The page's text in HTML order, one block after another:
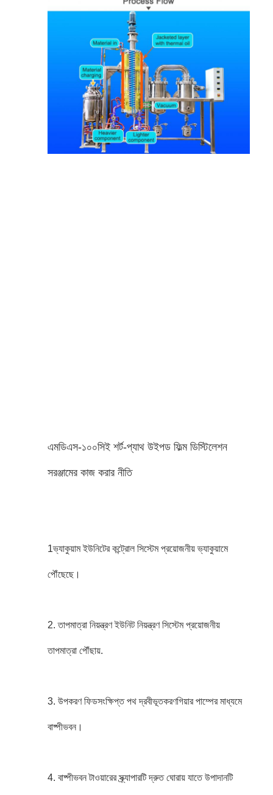
এমডিএস-১০০সিই শর্ট-প্যাথ উইপড ফিল্ম ডিস্টিলেশন
সরঞ্জামের কাজ করার নীতি
1ভ্যাকুয়াম ইউনিটের কন্ট্রোল সিস্টেম প্রয়োজনীয় ভ্যাকুয়ামে
পৌঁছেছে।
2. তাপমাত্রা নিয়ন্ত্রণ ইউনিট নিয়ন্ত্রণ সিস্টেম প্রয়োজনীয়
তাপমাত্রা পৌঁছায়.
3. উপকরণ ফিডসংক্ষিপ্ত পথ দ্রবীভূতকরণগিয়ার পাম্পের মাধ্যমে
বাষ্পীভবন।
4. বাষ্পীভবন টাওয়ারের স্ক্র্যাপারটি দ্রুত ঘোরায় যাতে উপাদানটি